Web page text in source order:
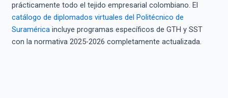
prácticamente todo el tejido empresarial colombiano. El
catálogo de diplomados virtuales del Politécnico de
Suraméricaincluye programas específicos de GTH y SST
con la normativa 2025-2026 completamente actualizada.